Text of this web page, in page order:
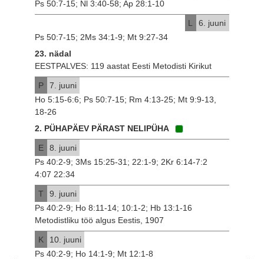
Ps 50:7-15; Nl 3:40-58; Ap 28:1-10
L
6. juuni
Ps 50:7-15; 2Ms 34:1-9; Mt 9:27-34
23. nädal
EESTPALVES: 119 aastat Eesti Metodisti Kirikut
P
7. juuni
Ho 5:15-6:6; Ps 50:7-15; Rm 4:13-25; Mt 9:9-13,
18-26
2. PÜHAPÄEV PÄRAST NELIPÜHA
E
8. juuni
Ps 40:2-9; 3Ms 15:25-31; 22:1-9; 2Kr 6:14-7:2
4:07 22:34
T
9. juuni
Ps 40:2-9; Ho 8:11-14; 10:1-2; Hb 13:1-16
Metodistliku töö algus Eestis, 1907
K
10. juuni
Ps 40:2-9; Ho 14:1-9; Mt 12:1-8